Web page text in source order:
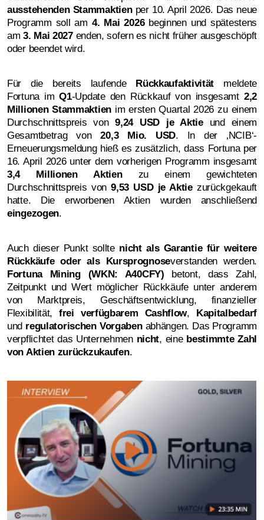
ausstehenden Stammaktienper 10. April 2026. Das neue
Programm soll am 4. Mai 2026beginnen und spätestens
am3. Mai 2027enden, sofern es nicht früher ausgeschöpft
oder beendet wird.
Für die bereits laufende Rückkaufaktivität meldete
Fortuna imQ1-Update den Rückkauf von insgesamt 2,2
Millionen Stammaktienim ersten Quartal 2026 zu einem
Durchschnittspreis von9,24 USD je Aktieund einem
Gesamtbetrag von20,3 Mio. USD. In der ‚NCIB‘-
Erneuerungsmeldung hieß es zusätzlich, dass Fortuna per
16. April 2026 unter dem vorherigen Programm insgesamt
3,4 Millionen Aktienzu einem gewichteten
Durchschnittspreis von9,53 USD je Aktiezurückgekauft
hatte. Die erworbenen Aktien wurden anschließend
eingezogen.
Auch dieser Punkt sollte nicht als Garantie für weitere
Rückkäufe oder als Kursprognoseverstanden werden.
Fortuna Mining (WKN: A40CFY) betont, dass Zahl,
Zeitpunkt und Wert möglicher Rückkäufe unter anderem
von Marktpreis, Geschäftsentwicklung, finanzieller
Flexibilität,frei verfügbarem Cashflow, Kapitalbedarf
und regulatorischen Vorgabenabhängen. Das Programm
verpflichtet das Unternehmen nicht, eine bestimmte Zahl
von Aktien zurückzukaufen.